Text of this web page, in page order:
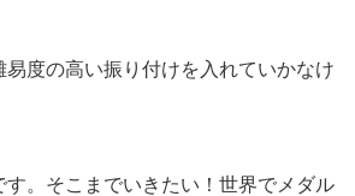
易度の高い振り付けを入れていかなけ
す。そこまでいきたい！世界でメダル